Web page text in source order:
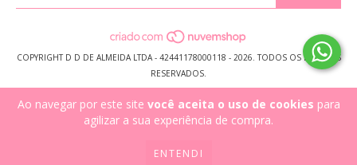
Ao navegar por este site você aceita o uso de cookies para
agilizar a sua experiência de compra.
ENTENDI
COPYRIGHT D D DE ALMEIDA LTDA - 42441178000118 - 2026. TODOS OS DIREITOS
RESERVADOS.